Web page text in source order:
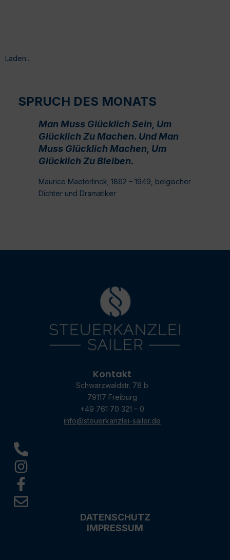
Laden...
SPRUCH DES MONATS
Man Muss Glücklich Sein, Um
Glücklich Zu Machen. Und Man
Muss Glücklich Machen, Um
Glücklich Zu Bleiben.
Maurice Maeterlinck; 1862 – 1949, belgischer
Dichter und Dramatiker
Kontakt
Schwarzwaldstr. 78 b
79117 Freiburg
+49 761 70 321 – 0
info@steuerkanzlei-sailer.de
DATENSCHUTZ
IMPRESSUM